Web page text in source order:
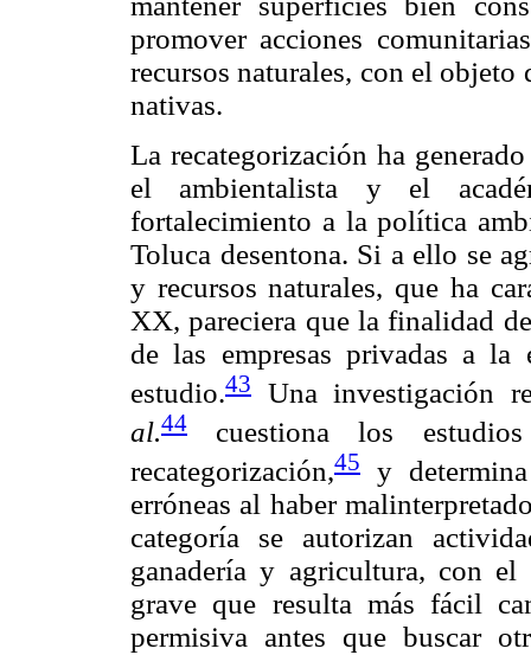
promover acciones
recursos naturales, con el
nativas.
La recategorización ha
el ambientalista y el
fortalecimiento a la política
Toluca desentona. Si a ello se
y recursos naturales, que ha
XX, pareciera que la finalidad
de las empresas privadas a
estudio.43
Una investigación
al.44
cuestiona los
recategorización,45
y
erróneas al haber
categoría se autorizan
ganadería y agricultura, con
grave que resulta más fácil
permisiva antes que buscar